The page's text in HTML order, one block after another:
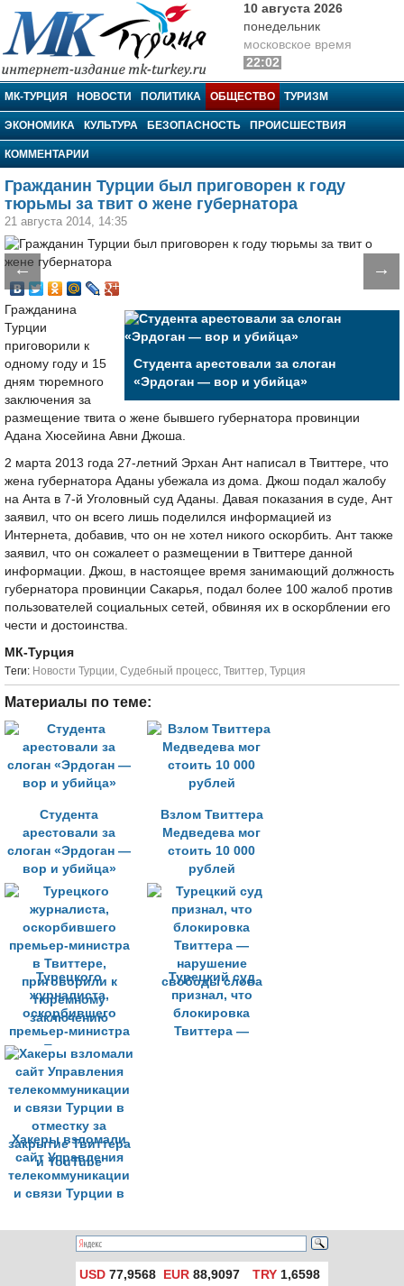
МК-Турция
10 августа 2026
понедельник
московское время
22:02
МК-ТУРЦИЯ НОВОСТИ ПОЛИТИКА ОБЩЕСТВО ТУРИЗМ
ЭКОНОМИКА КУЛЬТУРА БЕЗОПАСНОСТЬ ПРОИСШЕСТВИЯ
КОММЕНТАРИИ
Гражданин Турции был приговорен к году
тюрьмы за твит о жене губернатора
21 августа 2014, 14:35
← →
Студента арестовали за слоган
«Эрдоган — вор и убийца»
Гражданина
Турции
приговорили к
одному году и 15
дням тюремного
заключения за
размещение твита о жене бывшего губернатора провинции
Адана Хюсейина Авни Джоша.
2 марта 2013 года 27-летний Эрхан Ант написал в Твиттере, что
жена губернатора Аданы убежала из дома. Джош подал жалобу
на Анта в 7-й Уголовный суд Аданы. Давая показания в суде, Ант
заявил, что он всего лишь поделился информацией из
Интернета, добавив, что он не хотел никого оскорбить. Ант также
заявил, что он сожалеет о размещении в Твиттере данной
информации. Джош, в настоящее время занимающий должность
губернатора провинции Сакарья, подал более 100 жалоб против
пользователей социальных сетей, обвиняя их в оскорблении его
чести и достоинства.
МК-Турция
Tеги: Новости Турции, Судебный процесс, Твиттер, Турция
Материалы по теме:
Студента
арестовали за
слоган «Эрдоган —
вор и убийца»
Взлом Твиттера
Медведева мог
стоить 10 000
рублей
Турецкого
журналиста,
оскорбившего
премьер-министра
в Твиттере,
приговорили к
тюремному
заключению
Турецкий суд
признал, что
блокировка
Твиттера —
Хакеры взломали
сайт Управления
телекоммуникации
и связи Турции в
закрытие Твиттера
и YouTube
USD 77,9568 EUR 88,9097 TRY1,6598